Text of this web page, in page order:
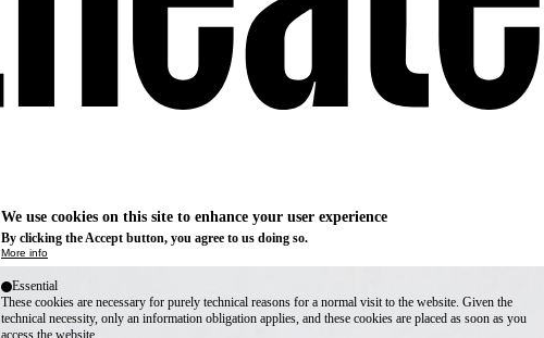
We use cookies on this site to enhance your user experience
By clicking the Accept button, you agree to us doing so.
More info
Essential
These cookies are necessary for purely technical reasons for a normal visit to the website. Given the
technical necessity, only an information obligation applies, and these cookies are placed as soon as you
access the website.